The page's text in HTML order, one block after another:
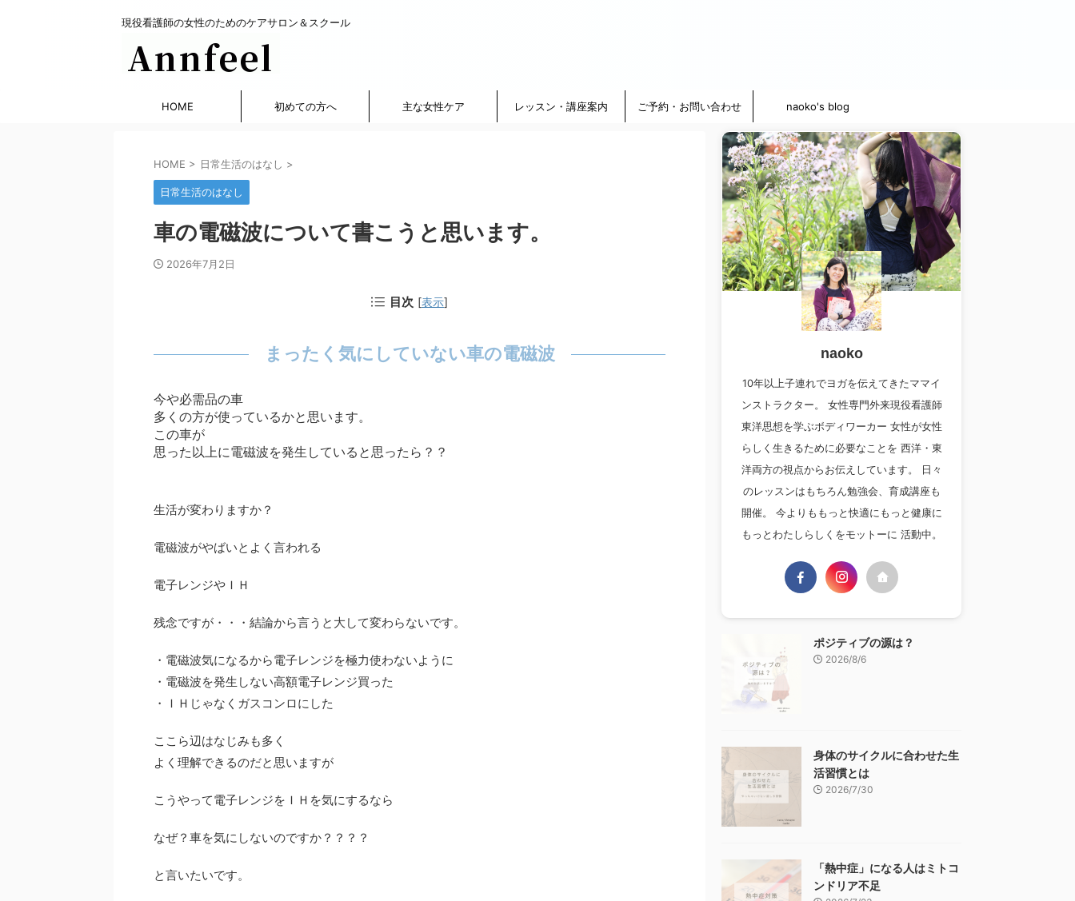
現役看護師の女性のためのケアサロン＆スクール
HOME 初めての方へ 主な女性ケア レッスン・講座案内 ご予約・お問い合わせ naoko's blog
HOME > 日常生活のはなし >
日常生活のはなし
車の電磁波について書こうと思います。
2026年7月2日
目次 [表示]
まったく気にしていない車の電磁波
今や必需品の車
多くの方が使っているかと思います。
この車が
思った以上に電磁波を発生していると思ったら？？
生活が変わりますか？
電磁波がやばいとよく言われる
電子レンジやＩＨ
残念ですが・・・結論から言うと大して変わらないです。
・電磁波気になるから電子レンジを極力使わないように
・電磁波を発生しない高額電子レンジ買った
・ＩＨじゃなくガスコンロにした
ここら辺はなじみも多く
よく理解できるのだと思いますが
こうやって電子レンジをＩＨを気にするなら
なぜ？車を気にしないのですか？？？？
と言いたいです。
naoko
10年以上子連れでヨガを伝えてきたママイ
ンストラクター。 女性専門外来現役看護師
東洋思想を学ぶボディワーカー 女性が女性
らしく生きるために必要なことを 西洋・東
洋両方の視点からお伝えしています。 日々
のレッスンはもちろん勉強会、育成講座も
開催。 今よりももっと快適にもっと健康に
もっとわたしらしくをモットーに 活動中。
ポジティブの源は？
2026/8/6
身体のサイクルに合わせた生
活習慣とは
2026/7/30
「熱中症」になる人はミトコ
ンドリア不足